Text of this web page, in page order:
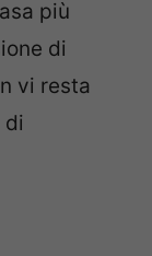
più
di
vi resta
di